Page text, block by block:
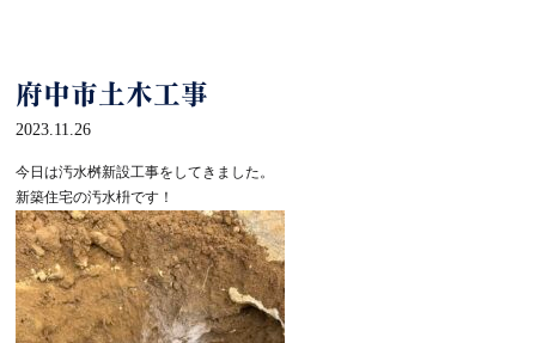
府中市土木工事
2023.11.26
今日は汚水桝新設工事をしてきました。
新築住宅の汚水枡です！